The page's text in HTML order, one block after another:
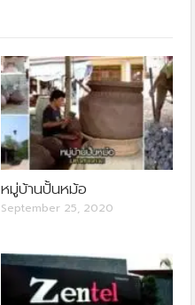
หมู่บ้านปั้นหม้อ
September 25, 2020